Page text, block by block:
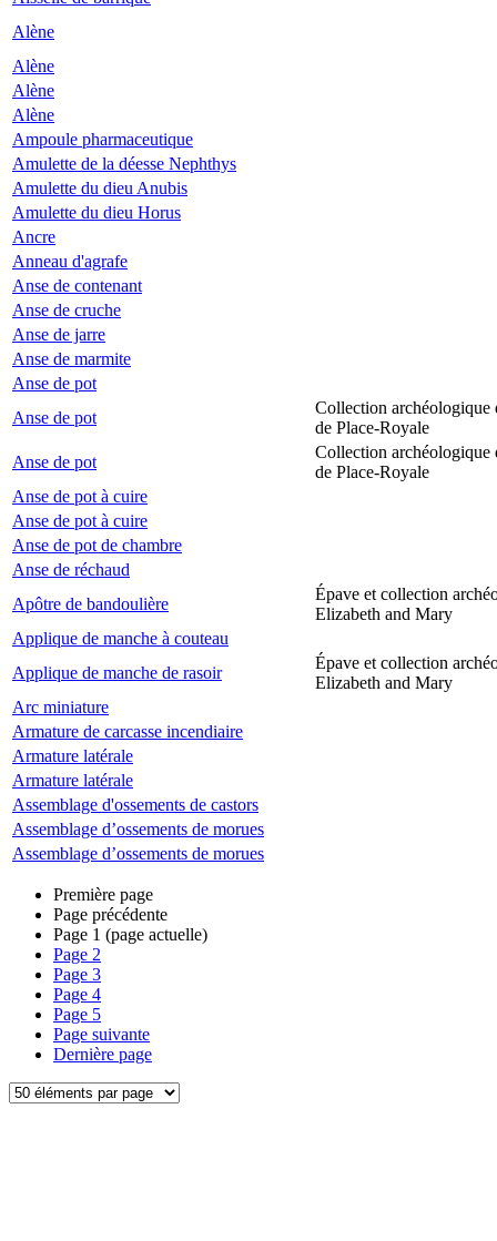
Alène
Alène
Alène
Alène
Ampoule pharmaceutique
Amulette de la déesse Nephthys
Amulette du dieu Anubis
Amulette du dieu Horus
Ancre
Anneau d'agrafe
Anse de contenant
Anse de cruche
Anse de jarre
Anse de marmite
Anse de pot
Anse de pot
Collection archéologique
de Place-Royale
Anse de pot
Collection archéologique
de Place-Royale
Anse de pot à cuire
Anse de pot à cuire
Anse de pot de chambre
Anse de réchaud
Apôtre de bandoulière
Épave et collection
Elizabeth and Mary
Applique de manche à couteau
Applique de manche de rasoir
Épave et collection
Elizabeth and Mary
Arc miniature
Armature de carcasse incendiaire
Armature latérale
Armature latérale
Assemblage d'ossements de castors
Assemblage d’ossements de morues
Assemblage d’ossements de morues
Première page
Page précédente
Page 1 (page actuelle)
Page 2
Page 3
Page 4
Page 5
Page suivante
Dernière page